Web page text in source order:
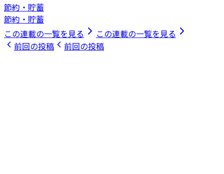
節約・貯蓄
節約・貯蓄
この連載の一覧を見る
この連載の一覧を見る
前回の投稿
前回の投稿